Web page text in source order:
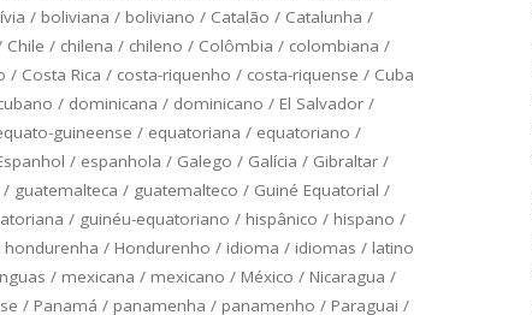
/ boliviana / boliviano / Catalão / Catalunha /
Chile / chilena / chileno / Colômbia / colombiana /
/ Costa Rica / costa-riquenho / costa-riquense / Cuba
/ dominicana / dominicano / El Salvador/
guineense / equatoriana / equatoriano /
/ espanhola / Galego / Galícia / Gibraltar/
/ guatemalteca / guatemalteco / Guiné Equatorial /
/ guinéu-equatoriano / hispânico / hispano /
hondurenha / Hondurenho / idioma / idiomas / latino
/ mexicana / mexicano / México / Nicaragua /
/ Panamá / panamenha / panamenho / Paraguai /